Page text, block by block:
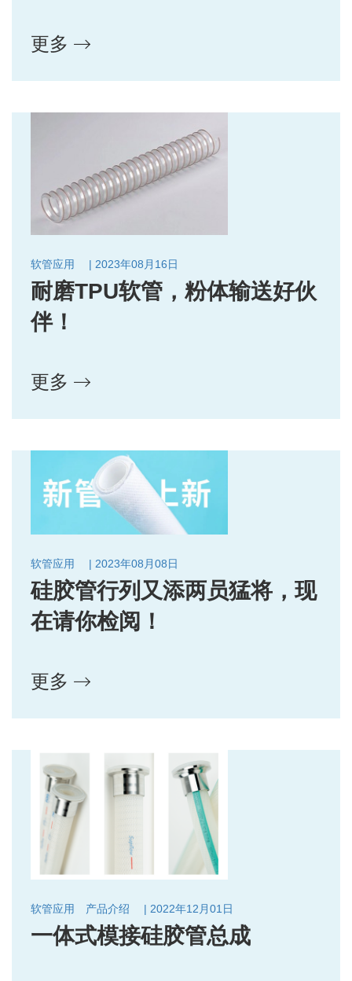
更多
软管应用 | 2023年08月16日
耐磨TPU软管，粉体输送好伙
伴！
更多
软管应用 | 2023年08月08日
硅胶管行列又添两员猛将，现
在请你检阅！
更多
软管应用 产品介绍 | 2022年12月01日
一体式模接硅胶管总成